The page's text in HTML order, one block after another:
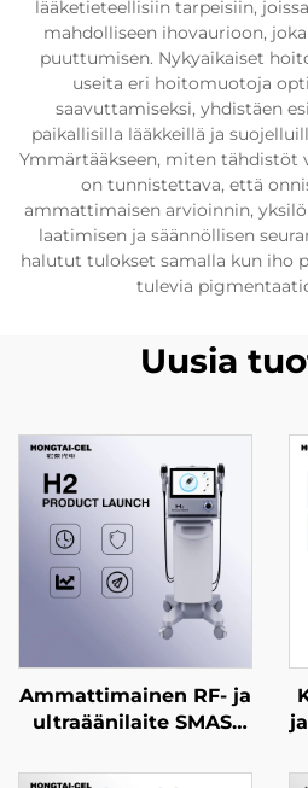
lääketieteellisiin tarpeisiin,
mahdolliseen ihovaurioon,
puuttumisen. Nykyaikaiset
useita eri hoitomuotoja
saavuttamiseksi, yhdistäen
paikallisilla lääkkeillä ja
Ymmärtääkseen, miten tähdistöt
on tunnistettava, että
ammattimaisen arvioinnin,
laatimisen ja säännöllisen
halutut tulokset samalla kun iho
tulevia
Uusia
Ammattimainen RF- ja
ultraäänilaite SMAS-
ikääntymisen